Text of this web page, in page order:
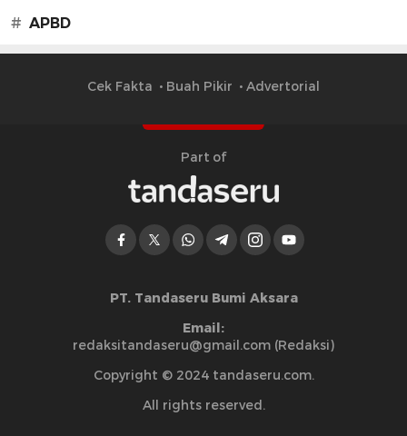
# APBD
Cek Fakta Buah Pikir Advertorial
Part of
PT. Tandaseru Bumi Aksara
Email:
redaksitandaseru@gmail.com (Redaksi)
Copyright © 2024 tandaseru.com.
All rights reserved.